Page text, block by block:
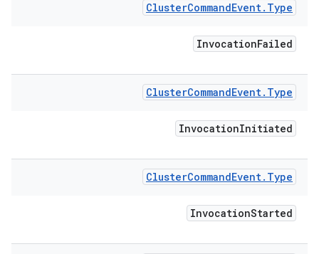
ClusterCommandEvent. Type
InvocationFailed
ClusterCommandEvent. Type
InvocationInitiated
ClusterCommandEvent. Type
InvocationStarted